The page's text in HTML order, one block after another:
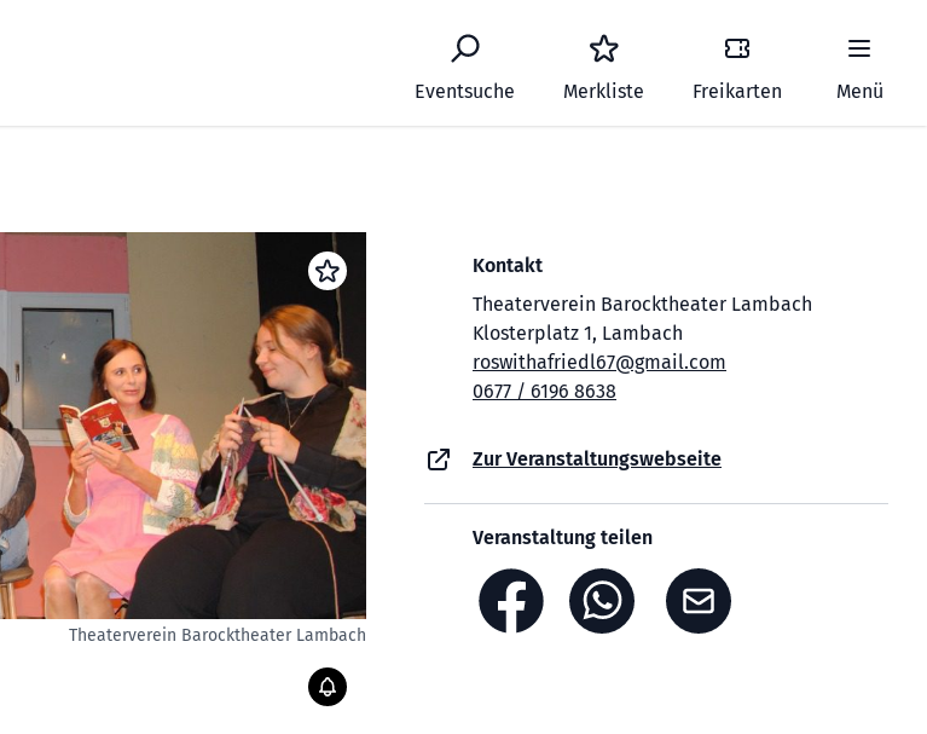
Eventsuche Merkliste Freikarten Menü
Theaterverein Barocktheater Lambach
Kontakt
Theaterverein Barocktheater Lambach
Klosterplatz 1, Lambach
roswithafriedl67@gmail.com
0677 / 6196 8638
Zur Veranstaltungswebseite
Veranstaltung teilen